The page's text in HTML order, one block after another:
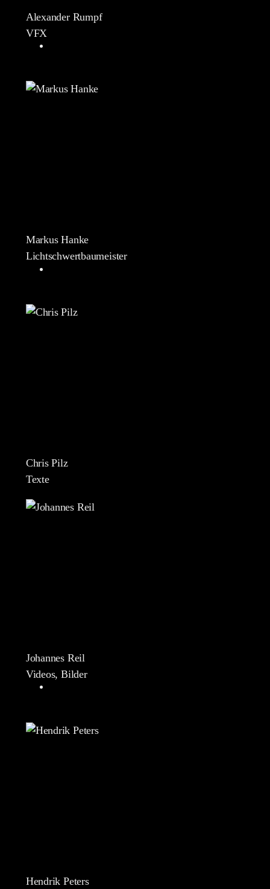
Alexander Rumpf
VFX
Markus Hanke
Lichtschwertbaumeister
Chris Pilz
Texte
Johannes Reil
Videos, Bilder
Hendrik Peters